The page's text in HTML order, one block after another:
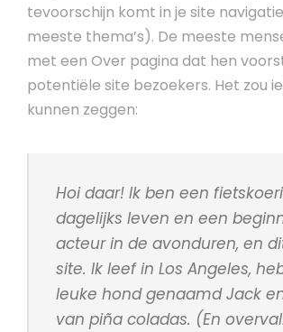
tevoorschijn komt in je site
meeste thema’s). De meeste
met een Over pagina dat hen
potentiële site bezoekers. Het zou
kunnen zeggen:
Hoi daar! Ik ben een
dagelijks leven en een
acteur in de avonduren, en
site. Ik leef in Los Angeles,
leuke hond genaamd Jack
van piña coladas. (En